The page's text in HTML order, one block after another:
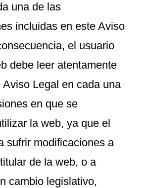
una de las
incluidas en este Aviso
el usuario
debe leer atentamente
Aviso Legal en cada una
en que se
la web, ya que el
sufrir modificaciones a
de la web, o a
cambio legislativo,